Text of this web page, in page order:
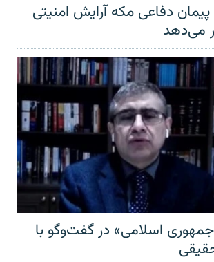
دفاعی مکه آرایش امنیتی
می‌دهد
جمهوری اسلامی» در گفت‌وگو با